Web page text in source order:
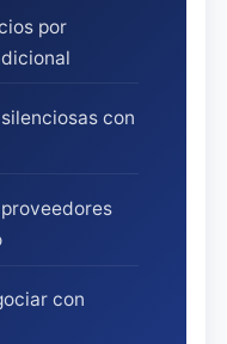
por
con
con